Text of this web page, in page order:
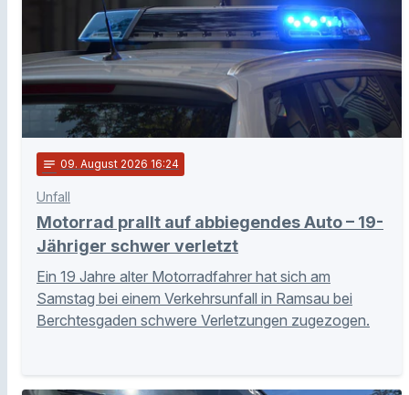
notes 09. August 2026 16:24
Unfall
Motorrad prallt auf abbiegendes Auto – 19-
Jähriger schwer verletzt
Ein 19 Jahre alter Motorradfahrer hat sich am
Samstag bei einem Verkehrsunfall in Ramsau bei
Berchtesgaden schwere Verletzungen zugezogen.